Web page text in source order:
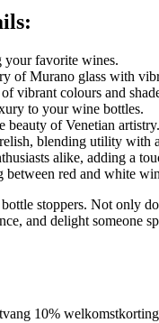
your favorite wines.
of Murano glass with
vibrant colours and
to your wine bottles.
beauty of Venetian artistry.
blending utility with
alike, adding a
red and white
stoppers. Not only
and delight someone
10%